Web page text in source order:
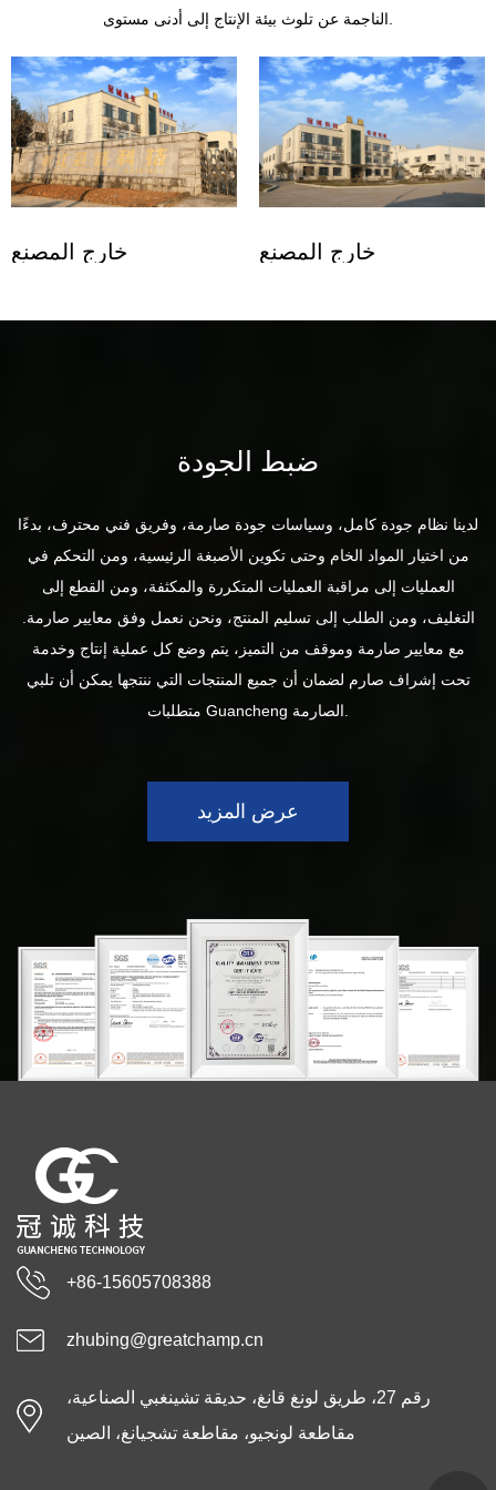
ضبط الجودة
لدينا نظام جودة كامل، وسياسات جودة صارمة، وفريق فني محترف، بدءًا
من اختيار المواد الخام وحتى تكوين الأصبغة الرئيسية، ومن التحكم في
العمليات إلى مراقبة العمليات المتكررة والمكثفة، ومن القطع إلى
التغليف، ومن الطلب إلى تسليم المنتج، ونحن نعمل وفق معايير صارمة.
مع معايير صارمة وموقف من التميز، يتم وضع كل عملية إنتاج وخدمة
تحت إشراف صارم لضمان أن جميع المنتجات التي ننتجها يمكن أن تلبي
عرض المزيد
+86-15605708388
zhubing@greatchamp.cn
رقم 27، طريق لونغ قانغ، حديقة تشينغبي الصناعية،
مقاطعة لونجيو، مقاطعة تشجيانغ، الصين